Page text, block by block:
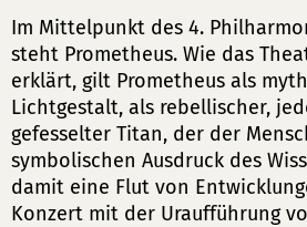
Im Mittelpunkt des 4.
steht Prometheus. Wie das
erklärt, gilt Prometheus als
Lichtgestalt, als rebellischer,
gefesselter Titan, der der
symbolischen Ausdruck des
damit eine Flut von
Konzert mit der Uraufführung